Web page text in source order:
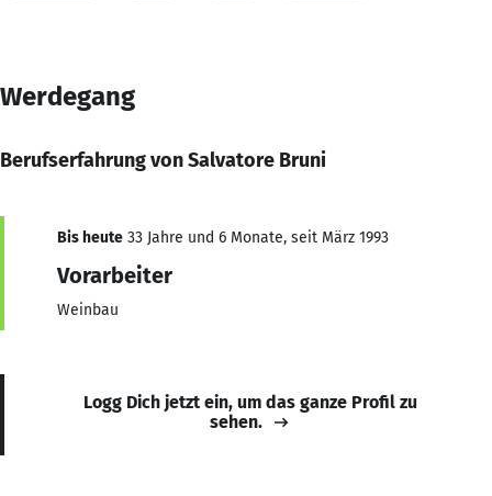
Werdegang
Berufserfahrung von Salvatore Bruni
Bis heute 33 Jahre und 6 Monate, seit März 1993
Vorarbeiter
Weinbau
Logg Dich jetzt ein, um das ganze Profil zu
sehen.